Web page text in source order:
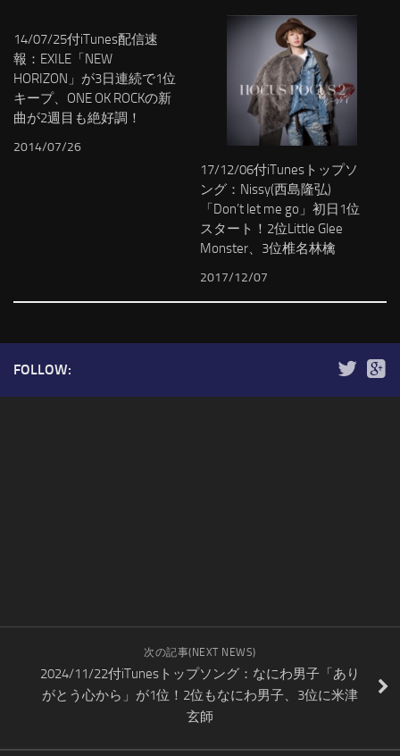
14/07/25付iTunes配信速
報：EXILE「NEW
HORIZON」が3日連続で1位
キープ、ONE OK ROCKの新
曲が2週目も絶好調！
2014/07/26
17/12/06付iTunesトップソ
ング：Nissy(西島隆弘)
「Don’t let me go」初日1位
スタート！2位Little Glee
Monster、3位椎名林檎
2017/12/07
FOLLOW:
次の記事(NEXT NEWS)
2024/11/22付iTunesトップソング：なにわ男子「あり
がとう心から」が1位！2位もなにわ男子、3位に米津
玄師